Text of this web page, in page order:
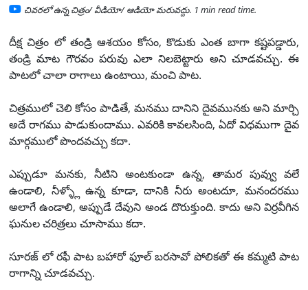
చివరలో ఉన్న చిత్రం/ వీడియో/ ఆడియో మరువద్దు. 1 min read time.
దీక్ష చిత్రం లో తండ్రి ఆశయం కోసం, కొడుకు ఎంత బాగా కష్టపడ్డారు,
తండ్రి మాట గౌరవం పరువు ఎలా నిలబెట్టారు అని చూడవచ్చు. ఈ
పాటలో చాలా రాగాలు ఉంటాయి, మంచి పాట.
చిత్రములో చెలి కోసం పాడితే, మనము దానిని దైవమునకు అని మార్చి
అదే రాగము పాడుకుందాము. ఎవరికి కావలసింది, ఏదో విధముగా దైవ
మార్గములో పొందవచ్చు కదా.
ఎప్పుడూ మనకు, నీటిని అంటకుండా ఉన్న, తామర పువ్వు వలే
ఉండాలి, నీళ్ళ్లో ఉన్న కూడా, దానికి నీరు అంటదూ, మనందరము
అలాగే ఉండాలి, అప్పుడే దేవుని అండ దొరుక్తుంది. కాదు అని విర్రవీగిన
ఘనుల చరిత్రలు చూసాము కదా.
సూరజ్ లో రఫీ పాట బహారో ఫూల్ బరసావో పోలికతో ఈ కమ్మటి పాట
రాగాన్ని చూడవచ్చు.